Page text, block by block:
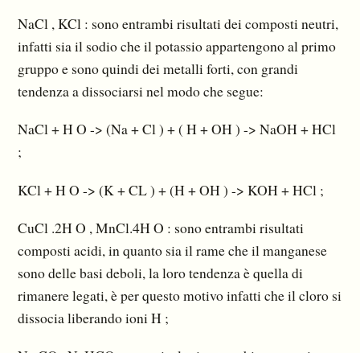
NaCl , KCl : sono entrambi risultati dei composti neutri,
infatti sia il sodio che il potassio appartengono al primo
gruppo e sono quindi dei metalli forti, con grandi
tendenza a dissociarsi nel modo che segue:
NaCl + H O -> (Na + Cl ) + ( H + OH ) -> NaOH + HCl
;
KCl + H O -> (K + CL ) + (H + OH ) -> KOH + HCl ;
CuCl .2H O , MnCl.4H O : sono entrambi risultati
composti acidi, in quanto sia il rame che il manganese
sono delle basi deboli, la loro tendenza è quella di
rimanere legati, è per questo motivo infatti che il cloro si
dissocia liberando ioni H ;